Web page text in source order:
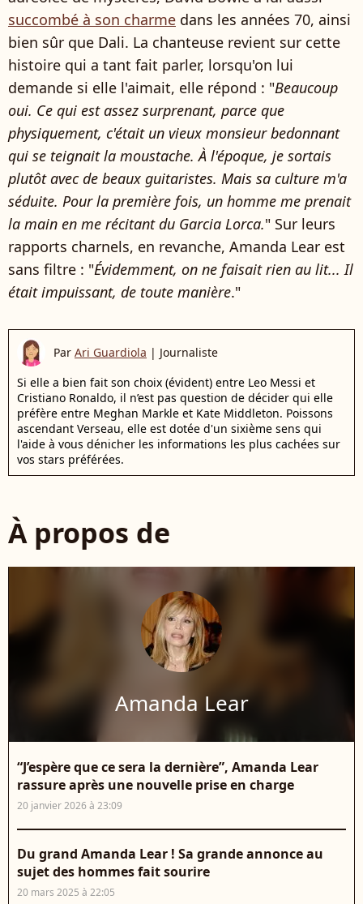
succombé à son charme dans les années 70, ainsi
bien sûr que Dali. La chanteuse revient sur cette
histoire qui a tant fait parler, lorsqu'on lui
demande si elle l'aimait, elle répond : "Beaucoup
oui. Ce qui est assez surprenant, parce que
physiquement, c'était un vieux monsieur bedonnant
qui se teignait la moustache. À l'époque, je sortais
plutôt avec de beaux guitaristes. Mais sa culture m'a
séduite. Pour la première fois, un homme me prenait
la main en me récitant du Garcia Lorca." Sur leurs
rapports charnels, en revanche, Amanda Lear est
sans filtre : "Évidemment, on ne faisait rien au lit... Il
était impuissant, de toute manière."
Par Ari Guardiola | Journaliste
Si elle a bien fait son choix (évident) entre Leo Messi et
Cristiano Ronaldo, il n’est pas question de décider qui elle
préfère entre Meghan Markle et Kate Middleton. Poissons
ascendant Verseau, elle est dotée d'un sixième sens qui
l'aide à vous dénicher les informations les plus cachées sur
vos stars préférées.
À propos de
Amanda Lear
“J’espère que ce sera la dernière”, Amanda Lear
rassure après une nouvelle prise en charge
20 janvier 2026 à 23:09
Du grand Amanda Lear ! Sa grande annonce au
sujet des hommes fait sourire
20 mars 2025 à 22:05